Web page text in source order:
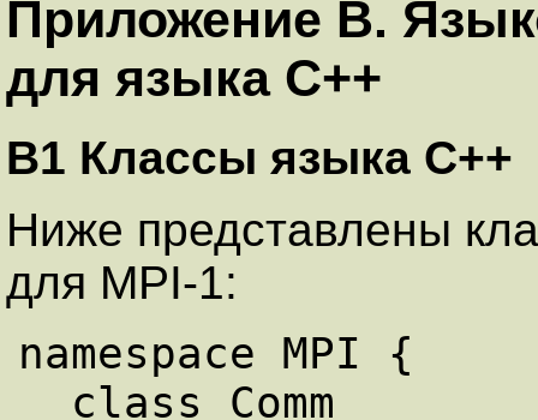
Приложение B.
для языка С++
B1 Классы языка С++
Ниже представлены
для MPI-1:
namespace MPI {